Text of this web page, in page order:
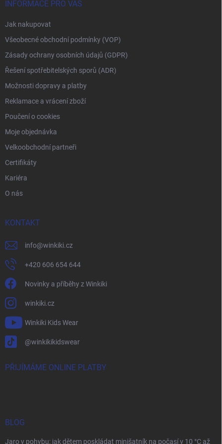
INFORMACE PRO VÁS
Jak nakupovat
Všeobecné obchodní podmínky (VOP)
Zásady ochrany osobních údajů (GDPR)
Řešení spotřebitelských sporů (ADR)
Možnosti dopravy a platby
Reklamace a vrácení zboží
Poučení o cookies
Moje objednávka
Velkoobchodní partneři
Certifikáty
Kariéra
O nás
KONTAKT
info@winkiki.cz
+420 606 654 644
Novinky a příběhy z Winkiki
winkiki.cz
Winkiki Kids Wear
@winkikikidswear
PŘIJÍMÁME ONLINE PLATBY
BLOG
Jaro v pohybu: jak dětem poskládat minišatník na počasí v 10 °C až